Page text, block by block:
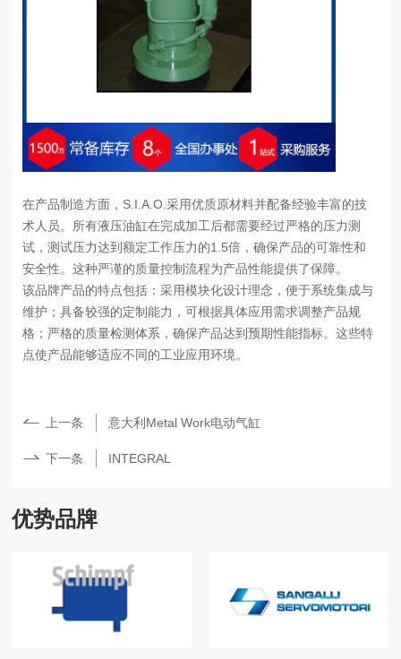
在产品制造方面，S.I.A.O.采用优质原材料并配备经验丰富的技
术人员。所有液压油缸在完成加工后都需要经过严格的压力测
试，测试压力达到额定工作压力的1.5倍，确保产品的可靠性和
安全性。这种严谨的质量控制流程为产品性能提供了保障。
该品牌产品的特点包括：采用模块化设计理念，便于系统集成与
维护；具备较强的定制能力，可根据具体应用需求调整产品规
格；严格的质量检测体系，确保产品达到预期性能指标。这些特
点使产品能够适应不同的工业应用环境。
上一条 意大利Metal Work电动气缸
下一条 INTEGRAL
优势品牌